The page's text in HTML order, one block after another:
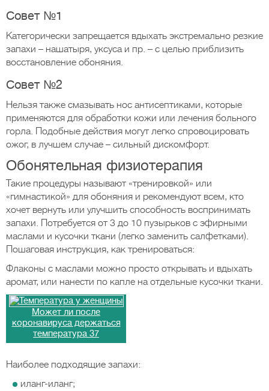
Совет №1
Категорически запрещается вдыхать экстремально резкие
запахи – нашатыря, уксуса и пр. – с целью приблизить
восстановление обоняния.
Совет №2
Нельзя также смазывать нос антисептиками, которые
применяются для обработки кожи или лечения больного
горла. Подобные действия могут легко спровоцировать
ожог, в лучшем случае – сильный дискомфорт.
Обонятельная физиотерапия
Такие процедуры называют «тренировкой» или
«гимнастикой» для обоняния и рекомендуют всем, кто
хочет вернуть или улучшить способность воспринимать
запахи. Потребуется от 3 до 10 пузырьков с эфирными
маслами и кусочки ткани (легко заменить салфетками).
Пошаговая инструкция, как тренироваться:
Флаконы с маслами можно просто открывать и вдыхать
аромат, или нанести по капле на отдельные кусочки ткани.
Может ли после
коронавируса держаться
температура 37
Наиболее подходящие запахи:
иланг-иланг;